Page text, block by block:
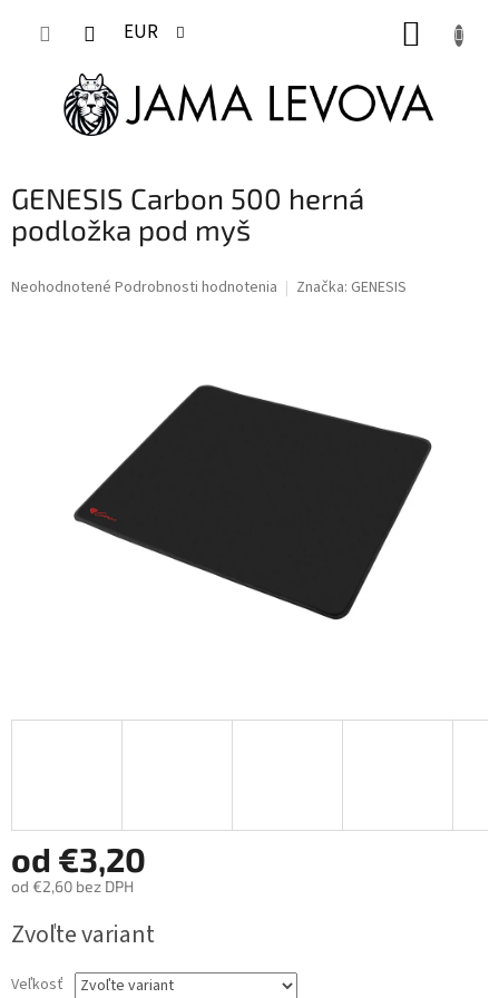
EUR
GENESIS Carbon 500 herná
podložka pod myš
Priemerné
Neohodnotené Podrobnosti hodnotenia Značka: GENESIS
od €3,20
od €2,60 bez DPH
cena:
Zvoľte variant
Veľkosť